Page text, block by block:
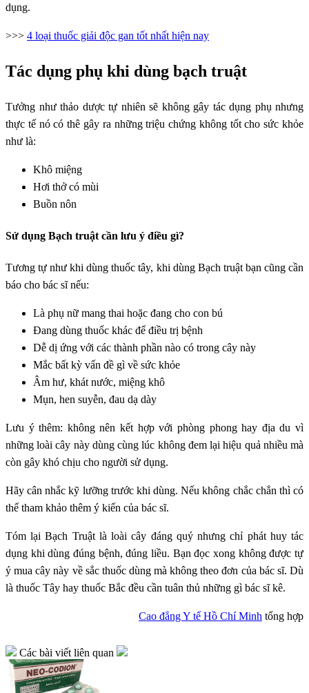
dụng.
>>> 4 loại thuốc giải độc gan tốt nhất hiện nay
Tác dụng phụ khi dùng bạch truật
Tưởng như thảo dược tự nhiên sẽ không gây tác dụng phụ nhưng
thực tế nó có thê gây ra những triệu chứng không tốt cho sức khỏe
như là:
Khô miệng
Hơi thở có mùi
Buồn nôn
Sử dụng Bạch truật cần lưu ý điều gì?
Tương tự như khi dùng thuốc tây, khi dùng Bạch truật bạn cũng cần
báo cho bác sĩ nếu:
Là phụ nữ mang thai hoặc đang cho con bú
Đang dùng thuốc khác để điều trị bệnh
Dễ dị ứng với các thành phần nào có trong cây này
Mắc bất kỳ vấn đề gì về sức khỏe
Âm hư, khát nước, miệng khô
Mụn, hen suyễn, đau dạ dày
Lưu ý thêm: không nên kết hợp với phòng phong hay địa du vì
những loài cây này dùng cùng lúc không đem lại hiệu quả nhiều mà
còn gây khó chịu cho người sử dụng.
Hãy cân nhắc kỹ lưỡng trước khi dùng. Nếu không chắc chắn thì có
thể tham khảo thêm ý kiến của bác sĩ.
Tóm lại Bạch Truật là loài cây đáng quý nhưng chỉ phát huy tác
dụng khi dùng đúng bệnh, đúng liều. Bạn đọc xong không được tự
ý mua cây này về sắc thuốc dùng mà không theo đơn của bác sĩ. Dù
là thuốc Tây hay thuốc Bắc đều cần tuân thủ những gì bác sĩ kê.
Cao đẳng Y tế Hồ Chí Minh tổng hợp
Các bài viết liên quan